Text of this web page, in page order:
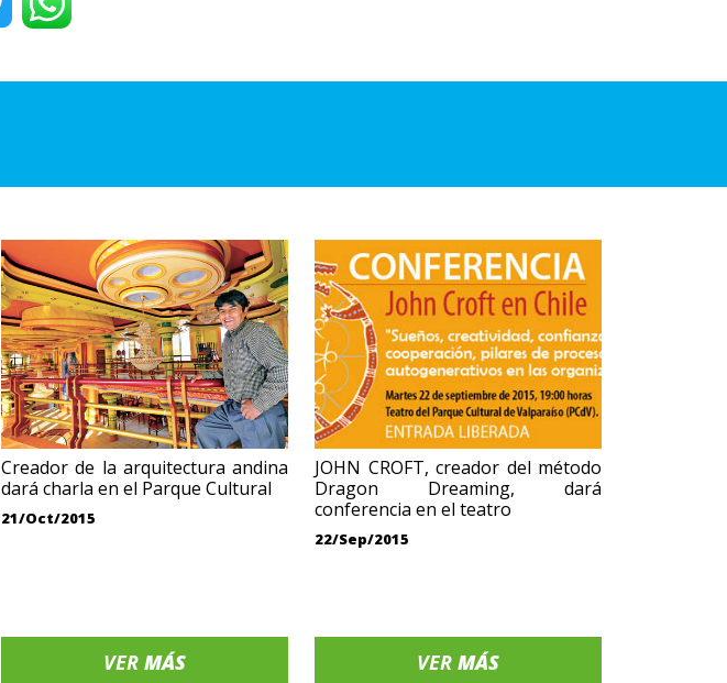
Creador de la arquitectura andina
dará charla en el Parque Cultural
21/Oct/2015
VER MÁS
JOHN CROFT, creador del método
Dragon Dreaming, dará
conferencia en el teatro
22/Sep/2015
VER MÁS